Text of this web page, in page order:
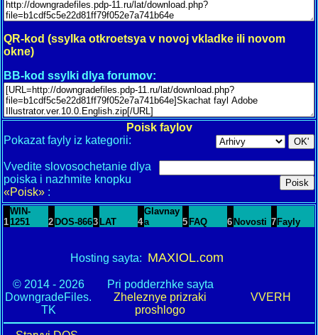
QR-kod (ssylka otkroetsya v novoj vkladke ili novom
okne)
BB-kod ssylki dlya forumov:
Poisk faylov
Pokazat fayly iz kategorii:
Vvedite slovosochetanie dlya
poiska i nazhmite knopku
«Poisk» :
1
WIN-
1251
2 DOS-8663 LAT 4
Glavnay
a
5 FAQ 6 Novosti 7 Fayly
Hosting sayta: MAXIOL.com
© 2014 - 2026
DowngradeFiles.
TK
Pri podderzhke sayta
Zheleznye prizraki
proshlogo
VVERH